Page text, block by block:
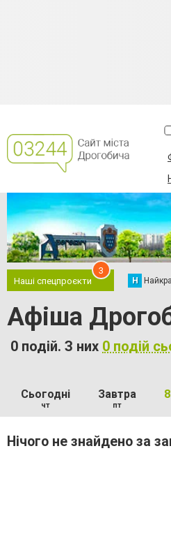
Наші спецпроєкти
3
Н
Афіша
0 подій. З них 0 подій
Сьогодні
чт
Завтра
пт
Нічого не знайдено за